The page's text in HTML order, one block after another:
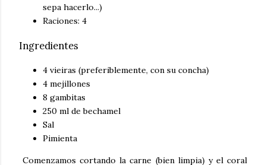
sepa hacerlo...)
Raciones: 4
Ingredientes
4 vieiras (preferiblemente, con su concha)
4 mejillones
8 gambitas
250 ml de bechamel
Sal
Pimienta
Comenzamos cortando la carne (bien limpia) y el coral